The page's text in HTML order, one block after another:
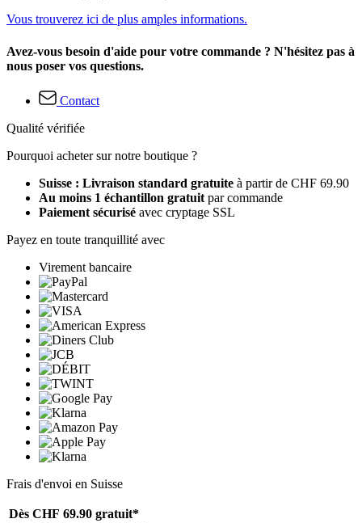
Vous trouverez ici de plus amples informations.
Avez-vous besoin d'aide pour votre commande ? N'hésitez pas à
nous poser vos questions.
Contact
Qualité vérifiée
Pourquoi acheter sur notre boutique ?
Suisse : Livraison standard gratuite à partir de CHF 69.90
Au moins 1 échantillon gratuit par commande
Paiement sécurisé avec cryptage SSL
Payez en toute tranquillité avec
Virement bancaire
Frais d'envoi en Suisse
Dès CHF 69.90 gratuit*